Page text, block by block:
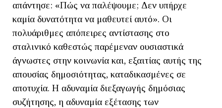
απάντησε: «Πώς να παλέψουμε; Δεν υπήρχε
καμία δυνατότητα να μαθευτεί αυτό». Οι
πολυάριθμες απόπειρες αντίστασης στο
σταλινικό καθεστώς παρέμεναν ουσιαστικά
άγνωστες στην κοινωνία και, εξαιτίας αυτής της
απουσίας δημοσιότητας, καταδικασμένες σε
αποτυχία. Η αδυναμία διεξαγωγής δημόσιας
συζήτησης, η αδυναμία εξέτασης των